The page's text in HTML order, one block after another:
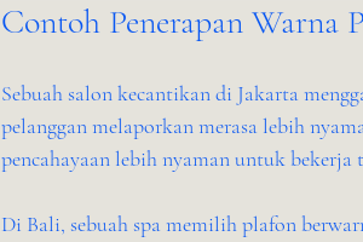
Contoh Penerapan Warna
Sebuah salon kecantikan di Jakarta
pelanggan melaporkan merasa lebih
pencahayaan lebih nyaman untuk
Di Bali, sebuah spa memilih plafon